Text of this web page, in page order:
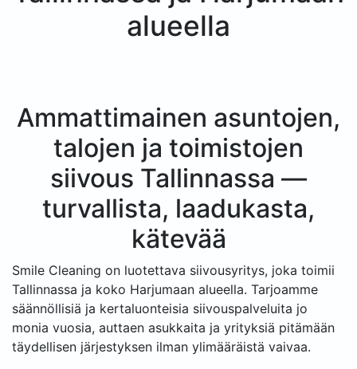
alueella
Ammattimainen asuntojen,
talojen ja toimistojen
siivous Tallinnassa —
turvallista, laadukasta,
kätevää
Smile Cleaning on luotettava siivousyritys, joka toimii
Tallinnassa ja koko Harjumaan alueella. Tarjoamme
säännöllisiä ja kertaluonteisia siivouspalveluita jo
monia vuosia, auttaen asukkaita ja yrityksiä pitämään
täydellisen järjestyksen ilman ylimääräistä vaivaa.